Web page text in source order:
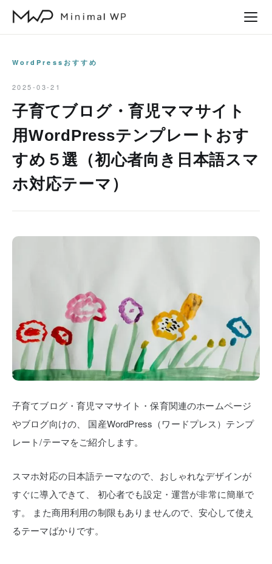
WordPressおすすめ
2025-03-21
子育てブログ・育児ママサイト
用WordPressテンプレートおす
すめ５選（初心者向き日本語スマ
ホ対応テーマ）
子育てブログ・育児ママサイト・保育関連のホームページ
やブログ向けの、
国産WordPress（ワードプレス）テンプ
レート/テーマをご紹介します。
スマホ対応の日本語テーマなので、おしゃれなデザインが
すぐに導入できて、
初心者でも設定・運営が非常に簡単で
す。
また商用利用の制限もありませんので、安心して使え
るテーマばかりです。